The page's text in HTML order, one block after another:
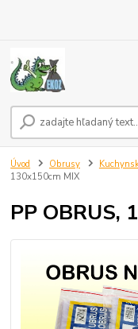
Úvod Obrusy
130x150cm MIX
PP OBRUS,